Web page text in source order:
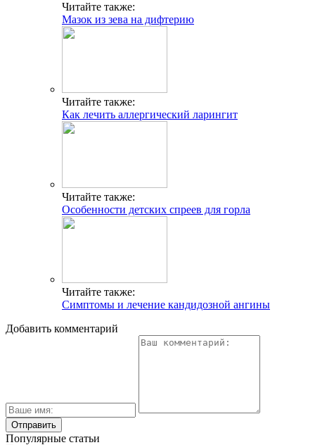
Читайте также:
Мазок из зева на дифтерию
Читайте также:
Как лечить аллергический ларингит
Читайте также:
Особенности детских спреев для горла
Читайте также:
Симптомы и лечение кандидозной ангины
Добавить комментарий
Популярные статьи